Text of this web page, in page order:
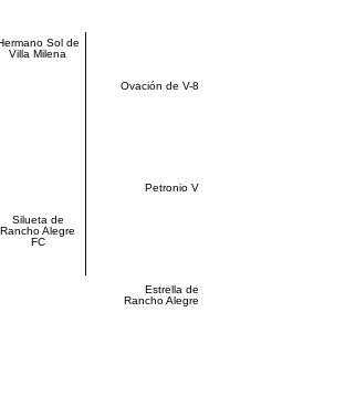
Sol de
Villa Milena
Silueta de
Rancho Alegre
FC
Ovación de V-8
Petronio V
Estrella de
Rancho Alegre